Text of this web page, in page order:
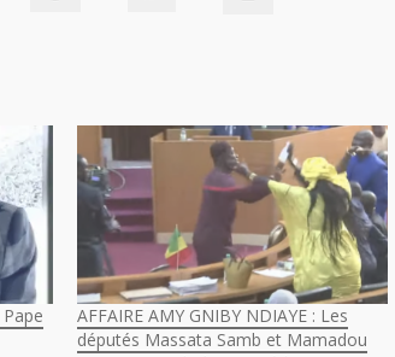
AFFAIRE AMY GNIBY NDIAYE : Les
députés Massata Samb et Mamadou